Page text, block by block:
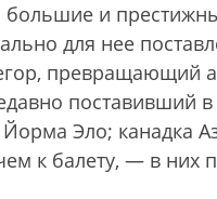
большие и
для нее
превращающий
поставивший
Эло; канадка
к балету, — в них